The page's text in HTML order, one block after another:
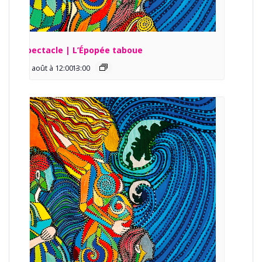
Spectacle | L’Épopée taboue
13 août à 12:00 -
13:00